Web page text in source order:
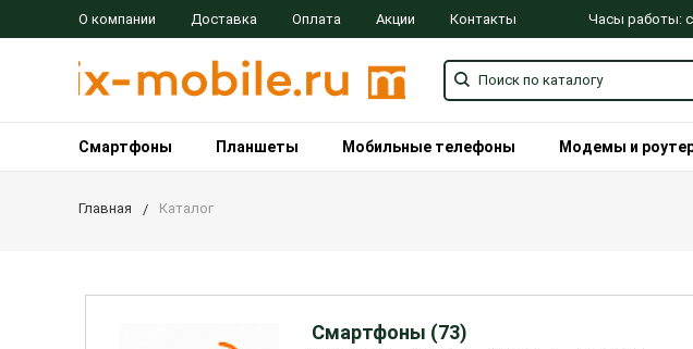
О компании Доставка Оплата Акции Контакты Часы работы: с
Смартфоны Планшеты Мобильные телефоны Модемы и
Главная Каталог
Смартфоны (73)